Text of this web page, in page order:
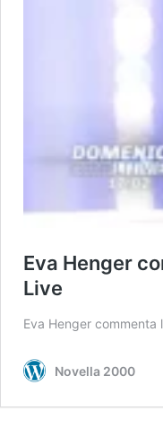
Eva Henger
Live
Eva Henger
Novella 2000